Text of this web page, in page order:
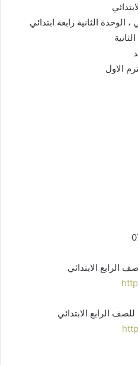
الوحدة الثانية رابعة ابتدائي
الاول
الرابع الابتدائي